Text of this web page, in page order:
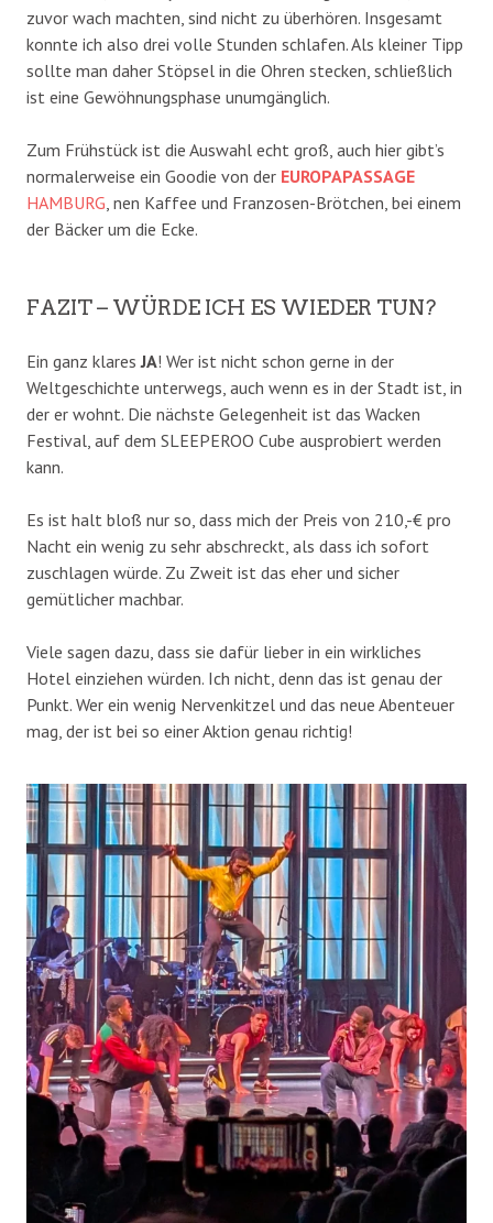
zuvor wach machten, sind nicht zu überhören. Insgesamt
konnte ich also drei volle Stunden schlafen. Als kleiner Tipp
sollte man daher Stöpsel in die Ohren stecken, schließlich
ist eine Gewöhnungsphase unumgänglich.
Zum Frühstück ist die Auswahl echt groß, auch hier gibt’s
normalerweise ein Goodie von der EUROPAPASSAGE
HAMBURG, nen Kaffee und Franzosen-Brötchen, bei einem
der Bäcker um die Ecke.
FAZIT – WÜRDE ICH ES WIEDER TUN?
Ein ganz klares JA! Wer ist nicht schon gerne in der
Weltgeschichte unterwegs, auch wenn es in der Stadt ist, in
der er wohnt. Die nächste Gelegenheit ist das Wacken
Festival, auf dem SLEEPEROO Cube ausprobiert werden
kann.
Es ist halt bloß nur so, dass mich der Preis von 210,-€ pro
Nacht ein wenig zu sehr abschreckt, als dass ich sofort
zuschlagen würde. Zu Zweit ist das eher und sicher
gemütlicher machbar.
Viele sagen dazu, dass sie dafür lieber in ein wirkliches
Hotel einziehen würden. Ich nicht, denn das ist genau der
Punkt. Wer ein wenig Nervenkitzel und das neue Abenteuer
mag, der ist bei so einer Aktion genau richtig!